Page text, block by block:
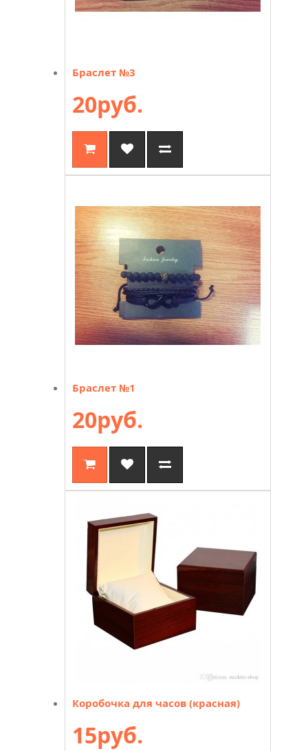
Браслет №3
20руб.
Браслет №1
20руб.
Коробочка для часов (красная)
15руб.